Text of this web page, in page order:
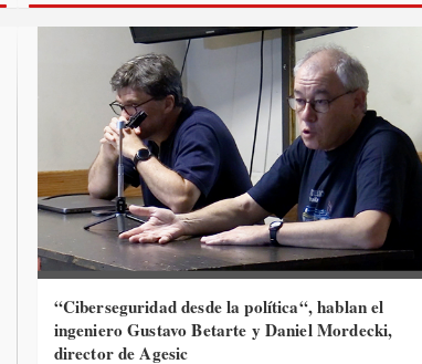
“Ciberseguridad desde la política“, hablan el
ingeniero Gustavo Betarte y Daniel Mordecki,
director de Agesic